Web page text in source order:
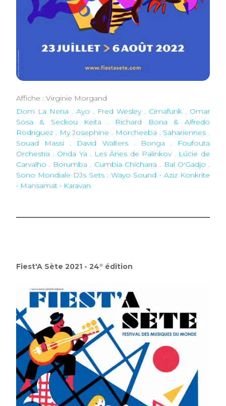
Affiche : Virginie Morgand
Dom La Nena . Ayo . Fred Wesley . Cimafunk . Omar
Sosa & Seckou Keita . Richard Bona & Alfredo
Rodriguez . My Josephine . Morcheeba . Sahariennes .
Souad Massi . David Walters . Bonga .
Foufouta
Orchestra . Onda Ya . Les Ânes de Palinkov . Lúcie de
Carvalho . Borumba . Cumbia Chicharra . Bal O'Gadjo .
Sono Mondiale DJs Sets : Wayo Sound • Aziz Konkrite
• Mansamat • Karavan
Fiest'A Sète 2021 - 24° édition